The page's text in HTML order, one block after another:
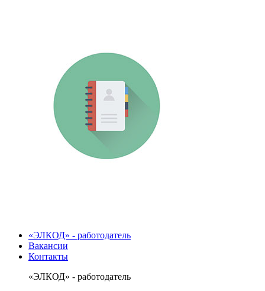
«ЭЛКОД» - работодатель
Вакансии
Контакты
«ЭЛКОД» - работодатель